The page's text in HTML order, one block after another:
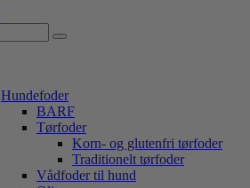
Hundefoder
BARF
Tørfoder
Korn- og glutenfri tørfoder
Traditionelt tørfoder
Vådfoder til hund